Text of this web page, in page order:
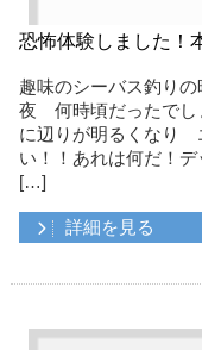
恐怖体験しました！
趣味のシーバス釣り
夜 何時頃だったで
に辺りが明るくなり
い！！あれは何だ！
[…]
詳細を見る